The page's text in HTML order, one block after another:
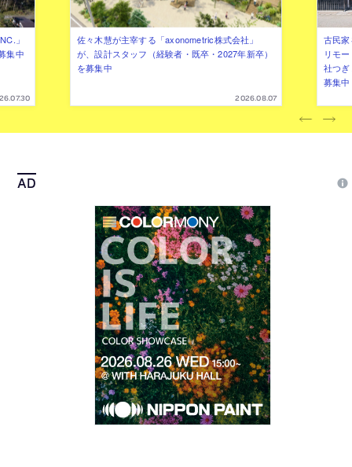
」
集中
佐々木慧が主宰する「axonometric株式会社」
が、設計スタッフ（経験者・既卒・2027年新卒）
を募集中
2026.08.07
古民
リモ
社つ
募集中